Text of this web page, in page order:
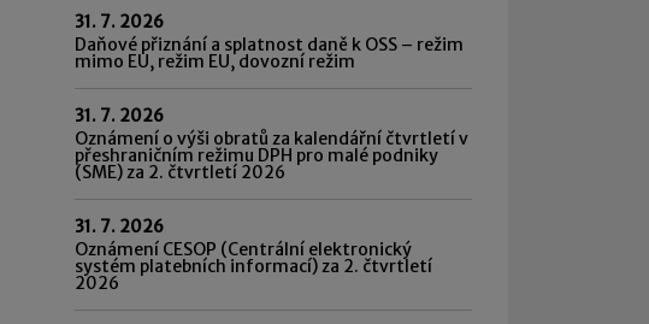
31. 7. 2026
Daňové přiznání a splatnost daně k OSS – režim
mimo EU, režim EU, dovozní režim
31. 7. 2026
Oznámení o výši obratů za kalendářní čtvrtletí v
přeshraničním režimu DPH pro malé podniky
(SME) za 2. čtvrtletí 2026
31. 7. 2026
Oznámení CESOP (Centrální elektronický
systém platebních informací) za 2. čtvrtletí
2026